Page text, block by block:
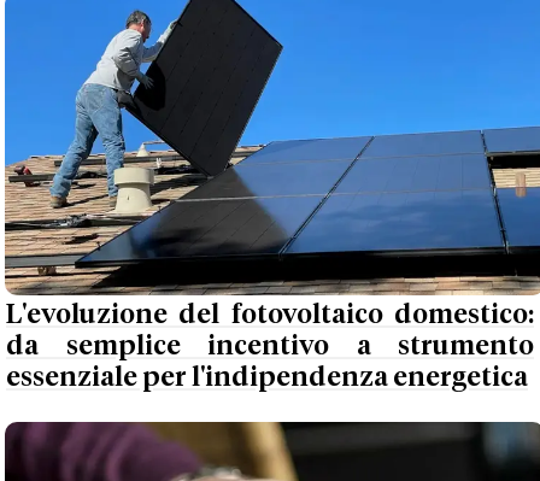
L'evoluzione del fotovoltaico domestico:
da semplice incentivo a strumento
essenziale per l'indipendenza energetica